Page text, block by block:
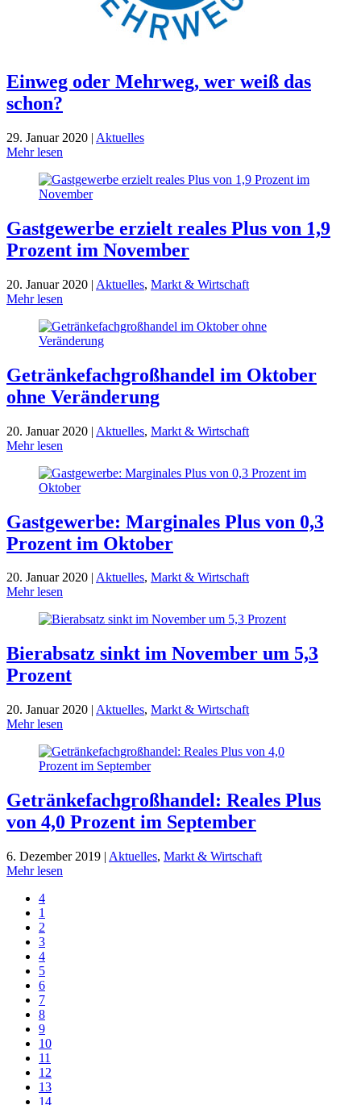
Einweg oder Mehrweg, wer weiß das
schon?
29. Januar 2020 | Aktuelles
Mehr lesen
Gastgewerbe erzielt reales Plus von 1,9
Prozent im November
20. Januar 2020 | Aktuelles, Markt & Wirtschaft
Mehr lesen
Getränke­fach­groß­handel im Oktober
ohne Veränderung
20. Januar 2020 | Aktuelles, Markt & Wirtschaft
Mehr lesen
Gastgewerbe: Marginales Plus von 0,3
Prozent im Oktober
20. Januar 2020 | Aktuelles, Markt & Wirtschaft
Mehr lesen
Bierabsatz sinkt im November um 5,3
Prozent
20. Januar 2020 | Aktuelles, Markt & Wirtschaft
Mehr lesen
Getränke­fach­groß­handel: Reales Plus
von 4,0 Prozent im September
6. Dezember 2019 | Aktuelles, Markt & Wirtschaft
Mehr lesen
4
1
2
3
4
5
6
7
8
9
10
11
12
13
14